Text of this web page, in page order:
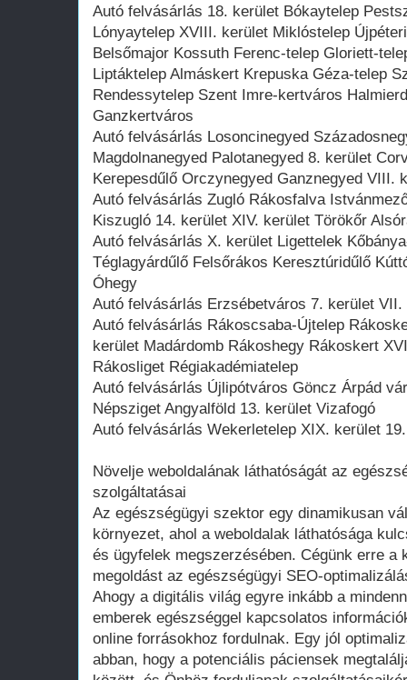
Autó felvásárlás 18. kerület Bókaytelep
Lónyaytelep XVIII. kerület Miklóstelep
Belsőmajor Kossuth Ferenc-telep Gloriett-
Liptáktelep Almáskert Krepuska Géza-telep
Rendessytelep Szent Imre-kertváros
Ganzkertváros
Autó felvásárlás Losoncinegyed
Magdolnanegyed Palotanegyed 8. kerület
Kerepesdűlő Orczynegyed Ganznegyed VIII.
Autó felvásárlás Zugló Rákosfalva
Kiszugló 14. kerület XIV. kerület Törökőr
Autó felvásárlás X. kerület Ligettelek
Téglagyárdűlő Felsőrákos Keresztúridűlő
Óhegy
Autó felvásárlás Erzsébetváros 7. kerület VII.
Autó felvásárlás Rákoscsaba-Újtelep
kerület Madárdomb Rákoshegy Rákoskert
Rákosliget Régiakadémiatelep
Autó felvásárlás Újlipótváros Göncz Árpád
Népsziget Angyalföld 13. kerület Vizafogó
Autó felvásárlás Wekerletelep XIX. kerület
Növelje weboldalának láthatóságát az
szolgáltatásai
Az egészségügyi szektor egy dinamikusan
környezet, ahol a weboldalak láthatósága
és ügyfelek megszerzésében. Cégünk erre a
megoldást az egészségügyi SEO-
Ahogy a digitális világ egyre inkább a
emberek egészséggel kapcsolatos
online forrásokhoz fordulnak. Egy jól
abban, hogy a potenciális páciensek